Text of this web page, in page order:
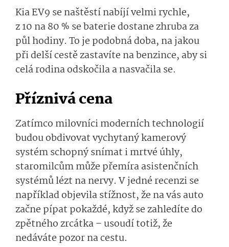
Kia EV9 se naštěstí nabíjí velmi rychle,
z 10 na 80 % se baterie dostane zhruba za
půl hodiny. To je podobná doba, na jakou
při delší cestě zastavíte na benzince, aby si
celá rodina odskočila a nasvačila se.
Příznivá cena
Zatímco milovníci moderních technologií
budou obdivovat vychytaný kamerový
systém schopný snímat i mrtvé úhly,
staromilcům může přemíra asistenčních
systémů lézt na nervy. V jedné recenzi se
například objevila stížnost, že na vás auto
začne pípat pokaždé, když se zahledíte do
zpětného zrcátka – usoudí totiž, že
nedáváte pozor na cestu.